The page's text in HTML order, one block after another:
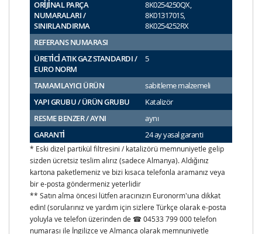
ORİJİNAL PARÇA
NUMARALARI /
SINIRLANDIRMA
8K0254250QX,
8K0131701S,
8K0254252RX
REFERANS NUMARASI
ÜRETİCİ ATIK GAZ STANDARDI /
EURO NORM
5
TAMAMLAYICI ÜRÜN
sabitleme malzemeli
YAPI GRUBU / ÜRÜN GRUBU
Katalizör
RESME BENZER / AYNI
aynı
GARANTİ
24 ay yasal garanti
* Eski dizel partikül filtresini / katalizörü memnuniyetle gelip
sizden ücretsiz teslim alırız (sadece Almanya). Aldığınız
kartona paketlemeniz ve bizi kısaca telefonla aramanız veya
bir e-posta göndermeniz yeterlidir
** Satın alma öncesi lütfen aracınızın Euronorm'una dikkat
edin! (sorularınız ve yardım için sizlere Türkçe olarak e-posta
yoluyla ve telefon üzerinden de ☎ 04533 799 000 telefon
numarası ile İngilizce ve Almanca olarak memnuniyetle